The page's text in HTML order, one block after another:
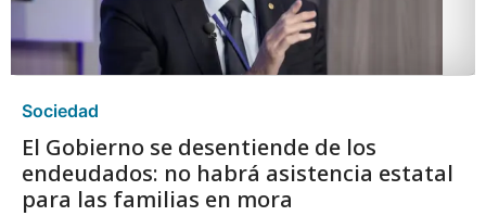
Sociedad
El Gobierno se desentiende de los
endeudados: no habrá asistencia estatal
para las familias en mora